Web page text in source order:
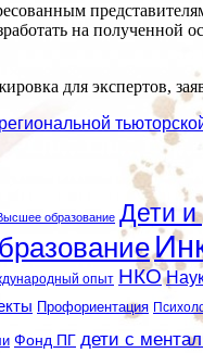
на полученной
для экспертов,
образование Дети и
опыт НКО
Профориентация
Фонд ПГ дети с